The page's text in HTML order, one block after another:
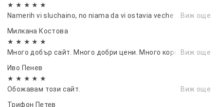
★ ★ ★ ★ ★
Namerih vi sluchaino, no niama da vi ostavia veche
Виж още
Милкана Костова
★ ★ ★ ★ ★
Много добър сайт. Много добри цени. Много коректни.Виж още
Иво Пенев
★ ★ ★ ★ ★
Обожавам този сайт.
Виж още
Трифон Петев